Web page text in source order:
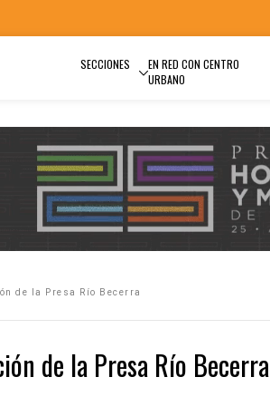
SECCIONES
EN RED CON CENTRO
URBANO
de la Presa Río Becerra
de la Presa Río Becerra